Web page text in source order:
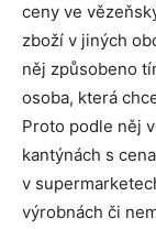
ceny ve
zboží v jiných
něj způsobeno
osoba, která
Proto podle něj
kantýnách s
v
výrobnách či